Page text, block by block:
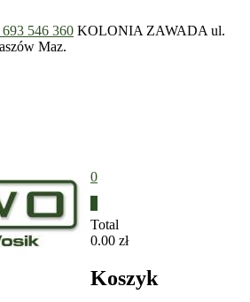
546 360 KOLONIA ZAWADA ul.
Maz.
0
Total
0.00 zł
Koszyk